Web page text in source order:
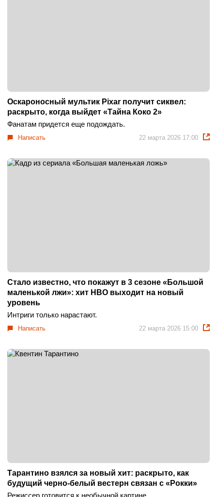
Оскароносный мультик Pixar получит сиквел:
раскрыто, когда выйдет «Тайна Коко 2»
Фанатам придется еще подождать.
Написать 22 марта 2026 17:00
Стало известно, что покажут в 3 сезоне «Большой
маленькой лжи»: хит HBO выходит на новый
уровень
Интриги только нарастают.
Написать 22 марта 2026 15:00
Тарантино взялся за новый хит: раскрыто, как
будущий черно-белый вестерн связан с «Рокки»